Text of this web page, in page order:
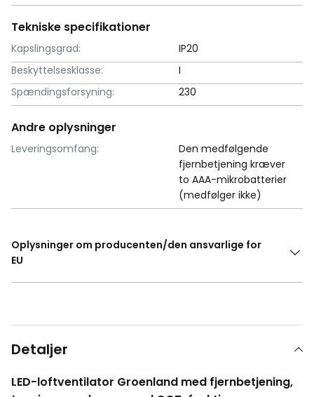
Tekniske specifikationer
Kapslingsgrad:
IP20
Beskyttelsesklasse:
I
Spændingsforsyning:
230
Andre oplysninger
Leveringsomfang:
Den medfølgende
fjernbetjening kræver
to AAA-mikrobatterier
(medfølger ikke)
Oplysninger om producenten/den ansvarlige for
EU
Detaljer
LED-loftventilator Groenland med fjernbetjening,